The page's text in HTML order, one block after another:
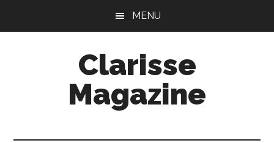
MENU
Clarisse
Magazine